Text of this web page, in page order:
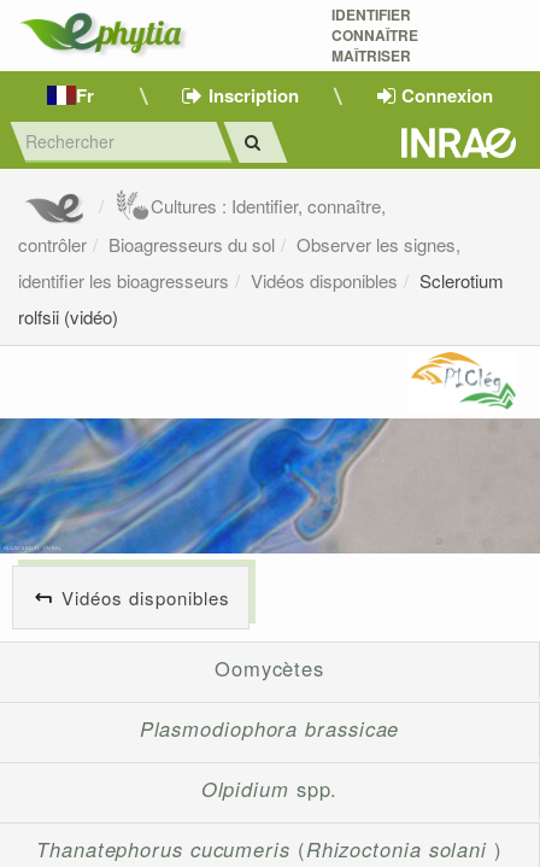
IDENTIFIER
CONNAÎTRE
MAÎTRISER
Fr Inscription Connexion
Cultures : Identifier, connaître,
contrôler
Bioagresseurs du sol
Observer les signes,
identifier les bioagresseurs
Vidéos disponibles
Sclerotium
rolfsii (vidéo)
Vidéos disponibles
Oomycètes
Plasmodiophora brassicae
Olpidium spp.
Thanatephorus cucumeris (Rhizoctonia solani )